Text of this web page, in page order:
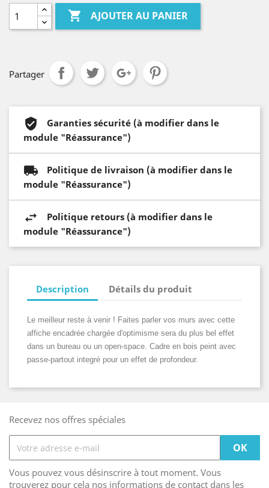
 AJOUTER AU PANIER
Partager
Garanties sécurité (à modifier dans le
module "Réassurance")
Politique de livraison (à modifier dans le
module "Réassurance")
Politique retours (à modifier dans le
module "Réassurance")
Description Détails du produit
Le meilleur reste à venir ! Faites parler vos murs avec cette
affiche encadrée chargée d'optimisme sera du plus bel effet
dans un bureau ou un open-space. Cadre en bois peint avec
passe-partout integré pour un effet de profondeur.
Recevez nos offres spéciales
Vous pouvez vous désinscrire à tout moment. Vous
trouverez pour cela nos informations de contact dans les